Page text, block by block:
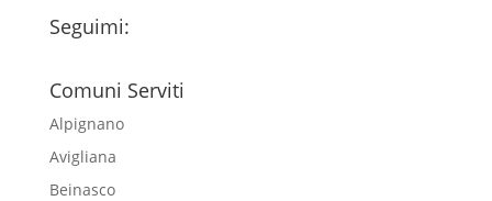
Seguimi:
Comuni Serviti
Alpignano
Avigliana
Beinasco